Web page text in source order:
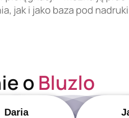
jak i jako baza pod
o Bluzlo
Daria